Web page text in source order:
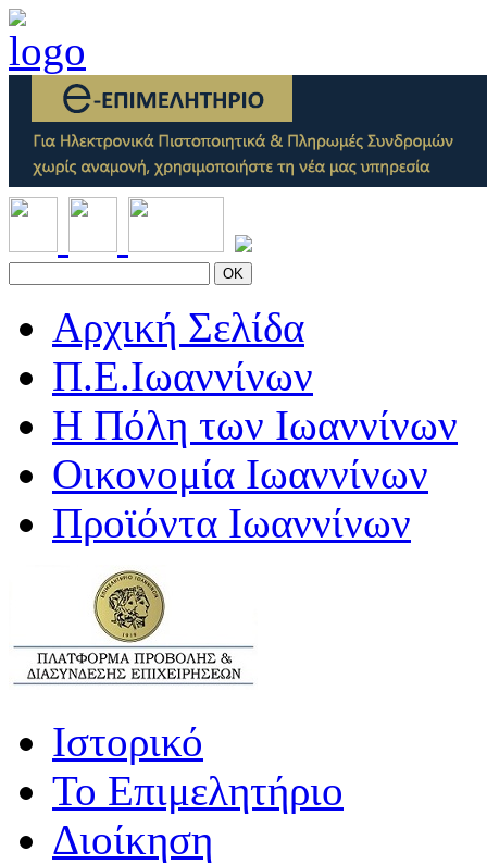
OK
Αρχική Σελίδα
Π.Ε.Ιωαννίνων
Η Πόλη των Ιωαννίνων
Οικονομία Ιωαννίνων
Προϊόντα Ιωαννίνων
Ιστορικό
Το Επιμελητήριο
Διοίκηση